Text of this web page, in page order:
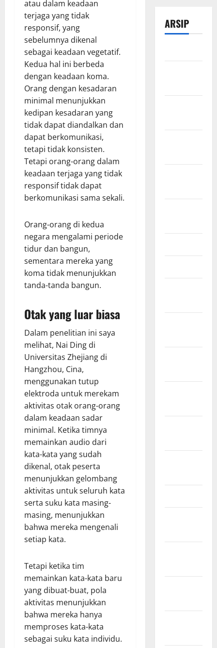
atau dalam keadaan
terjaga yang tidak
responsif, yang
sebelumnya dikenal
sebagai keadaan vegetatif.
Kedua hal ini berbeda
dengan keadaan koma.
Orang dengan kesadaran
minimal menunjukkan
kedipan kesadaran yang
tidak dapat diandalkan dan
dapat berkomunikasi,
tetapi tidak konsisten.
Tetapi orang-orang dalam
keadaan terjaga yang tidak
responsif tidak dapat
berkomunikasi sama sekali.
Orang-orang di kedua
negara mengalami periode
tidur dan bangun,
sementara mereka yang
koma tidak menunjukkan
tanda-tanda bangun.
Otak yang luar biasa
Dalam penelitian ini saya
melihat, Nai Ding di
Universitas Zhejiang di
Hangzhou, Cina,
menggunakan tutup
elektroda untuk merekam
aktivitas otak orang-orang
dalam keadaan sadar
minimal. Ketika timnya
memainkan audio dari
kata-kata yang sudah
dikenal, otak peserta
menunjukkan gelombang
aktivitas untuk seluruh kata
serta suku kata masing-
masing, menunjukkan
bahwa mereka mengenali
setiap kata.
Tetapi ketika tim
memainkan kata-kata baru
yang dibuat-buat, pola
aktivitas menunjukkan
bahwa mereka hanya
memproses kata-kata
sebagai suku kata individu.
ARSIP